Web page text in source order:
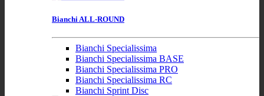
Bianchi ALL-ROUND
Bianchi Specialissima
Bianchi Specialissima BASE
Bianchi Specialissima PRO
Bianchi Specialissima RC
Bianchi Sprint Disc